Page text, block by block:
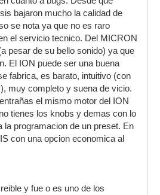
bajaron mucho la calidad de
se nota ya que no es raro
el servicio tecnico. Del MICRON
pesar de su bello sonido) ya que
El ION puede ser una buena
fabrica, es barato, intuitivo (con
muy completo y suena de vicio.
el mismo motor del ION
tienes los knobs y demas con lo
la programacion de un preset. En
con una opcion economica al
y fue o es uno de los